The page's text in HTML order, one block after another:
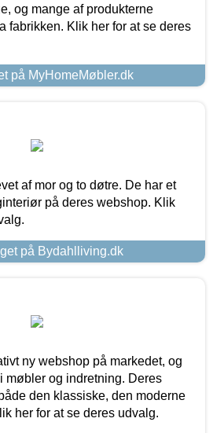
og mange af produkterne
fabrikken. Klik her for at se deres
på MyHomeMøbler.dk
af mor og to døtre. De har et
på deres webshop. Klik
på Bydahlliving.dk
ny webshop på markedet, og
møbler og indretning. Deres
den klassiske, den moderne
her for at se deres udvalg.